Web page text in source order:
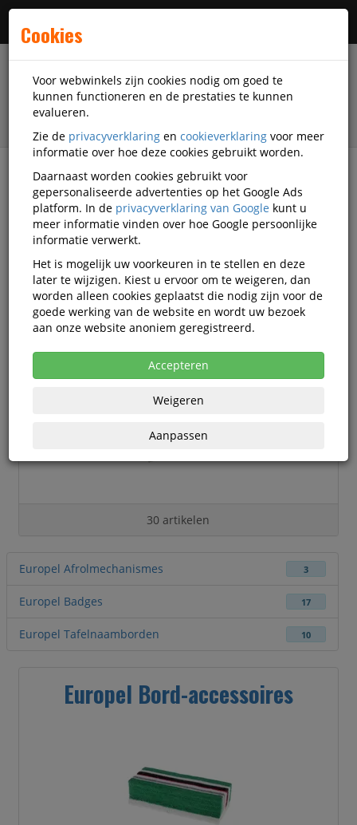
filter
Presentatiemiddelen Europel
Europel presentatiemiddelen
Europel Badges en naamborden
30 artikelen
Europel Afrolmechanismes 3
Europel Badges 17
Europel Tafelnaamborden 10
Europel Bord-accessoires
Cookies
Voor webwinkels zijn cookies nodig om goed te
kunnen functioneren en de prestaties te kunnen
evalueren.
Zie de privacyverklaring en cookieverklaring voor meer
informatie over hoe deze cookies gebruikt worden.
Daarnaast worden cookies gebruikt voor
gepersonaliseerde advertenties op het Google Ads
platform. In de privacyverklaring van Google kunt u
meer informatie vinden over hoe Google persoonlijke
informatie verwerkt.
Het is mogelijk uw voorkeuren in te stellen en deze
later te wijzigen. Kiest u ervoor om te weigeren, dan
worden alleen cookies geplaatst die nodig zijn voor de
goede werking van de website en wordt uw bezoek
aan onze website anoniem geregistreerd.
Accepteren
Weigeren
Aanpassen